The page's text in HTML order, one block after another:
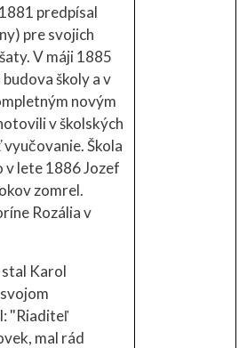
predpísal
pre svojich
V máji 1885
školy a v
novým
v školských
Škola
v lete 1886 Jozef
zomrel.
Rozália v
Karol
"Riaditeľ
mal rád